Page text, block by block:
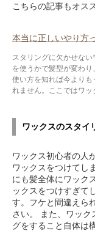
こちらの記事もオス
本当に正しいやり方
スタリングに欠かせな
を使うかで髪型が変わ
使い方を知れば今より
れません。ここではワッ
ワックスのスタイ
ワックス初心者の人
ワックスをつけてし
にも髪全体にワック
ックスをつけすぎて
す。フケと間違えら
さい。 また、ワック
グをすること自体は